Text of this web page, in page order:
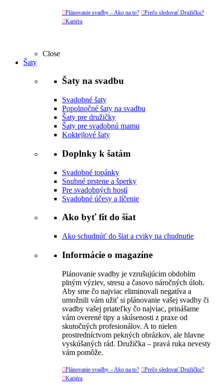
Plánovanie svadby – Ako na to? Prečo sledovať Družičku?
Kariéra
Close
Šaty
Šaty na svadbu
Svadobné šaty
Popolnočné šaty na svadbu
Šaty pre družičky
Šaty pre svadobnú mamu
Koktejlové šaty
Doplnky k šatám
Svadobné topánky
Snubné prstene a šperky
Pre svadobných hostí
Svadobné účesy a líčenie
Ako byť fit do šiat
Ako schudnúť do šiat a cviky na chudnutie
Informácie o magazíne
Plánovanie svadby je vzrušujúcim obdobím
plným výziev, stresu a časovo náročných úloh.
Aby sme čo najviac eliminovali negatíva a
umožnili vám užiť si plánovanie vašej svadby či
svadby vašej priateľky čo najviac, prinášame
vám overené tipy a skúsenosti z praxe od
skutočných profesionálov. A to nielen
prostredníctvom pekných obrázkov, ale hlavne
vyskúšaných rád. Družička – pravá ruka nevesty
vám pomôže.
Plánovanie svadby – Ako na to? Prečo sledovať Družičku?
Kariéra